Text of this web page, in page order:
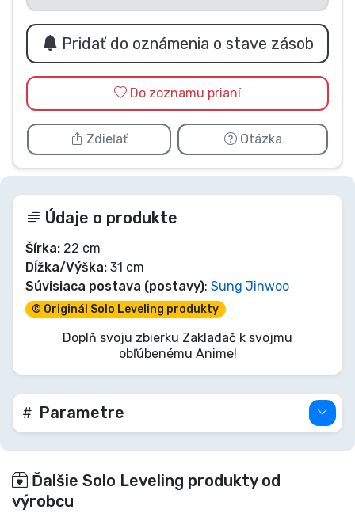
Pridať do oznámenia o stave zásob
Do zoznamu prianí
Zdieľať Otázka
Údaje o produkte
Šírka: 22 cm
Dĺžka/Výška: 31 cm
Súvisiaca postava (postavy): Sung Jinwoo
© Originál Solo Leveling produkty
Doplň svoju zbierku Zakladač k svojmu
obľúbenému Anime!
Parametre
Ďalšie Solo Leveling produkty od
výrobcu